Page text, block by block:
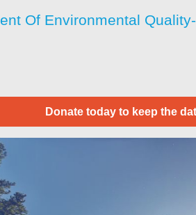
Of Environmental
Donate today to keep the